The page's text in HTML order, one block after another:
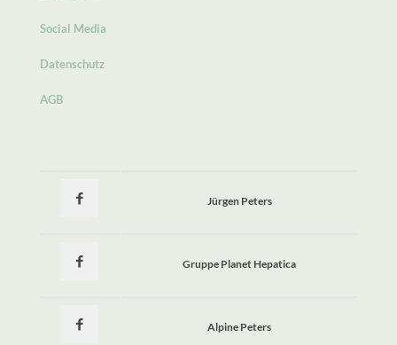
Social Media
Datenschutz
AGB
Jürgen Peters
Gruppe Planet Hepatica
Alpine Peters